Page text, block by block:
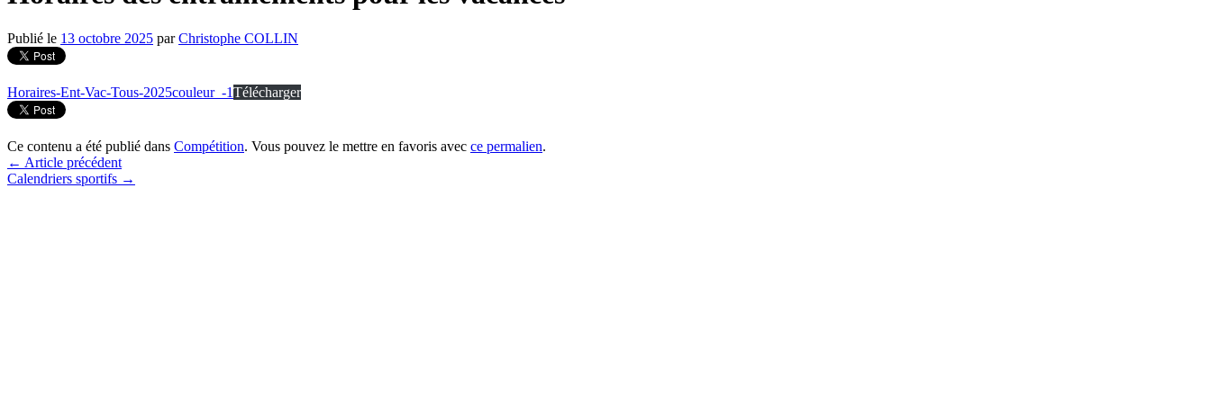
Publié le 13 octobre 2025 par Christophe COLLIN
Horaires-Ent-Vac-Tous-2025couleur_-1Télécharger
Ce contenu a été publié dans Compétition. Vous pouvez le mettre en favoris avec ce permalien.
← Article précédent
Calendriers sportifs →